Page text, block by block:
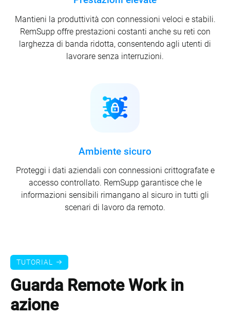
Mantieni la produttività con connessioni veloci e stabili.
RemSupp offre prestazioni costanti anche su reti con
larghezza di banda ridotta, consentendo agli utenti di
lavorare senza interruzioni.
Ambiente sicuro
Proteggi i dati aziendali con connessioni crittografate e
accesso controllato. RemSupp garantisce che le
informazioni sensibili rimangano al sicuro in tutti gli
scenari di lavoro da remoto.
TUTORIAL
Guarda Remote Work in
azione